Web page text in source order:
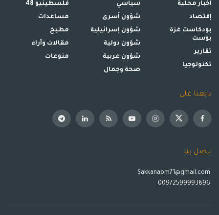
أخبار محلية
إقتصاد
بودكاست غزة
بوست
تقارير
تكنولوجيا
سياسي
شؤون أسرى
شؤون إسرائيلية
شؤون دولية
شؤون عربية
صحة وجمال
فلسطينيو 48
مساعدات
مطبخ
مقالات وأراء
منوعات
تابعنا على
اتصل بنا
Sakkanaom71@gmail.com